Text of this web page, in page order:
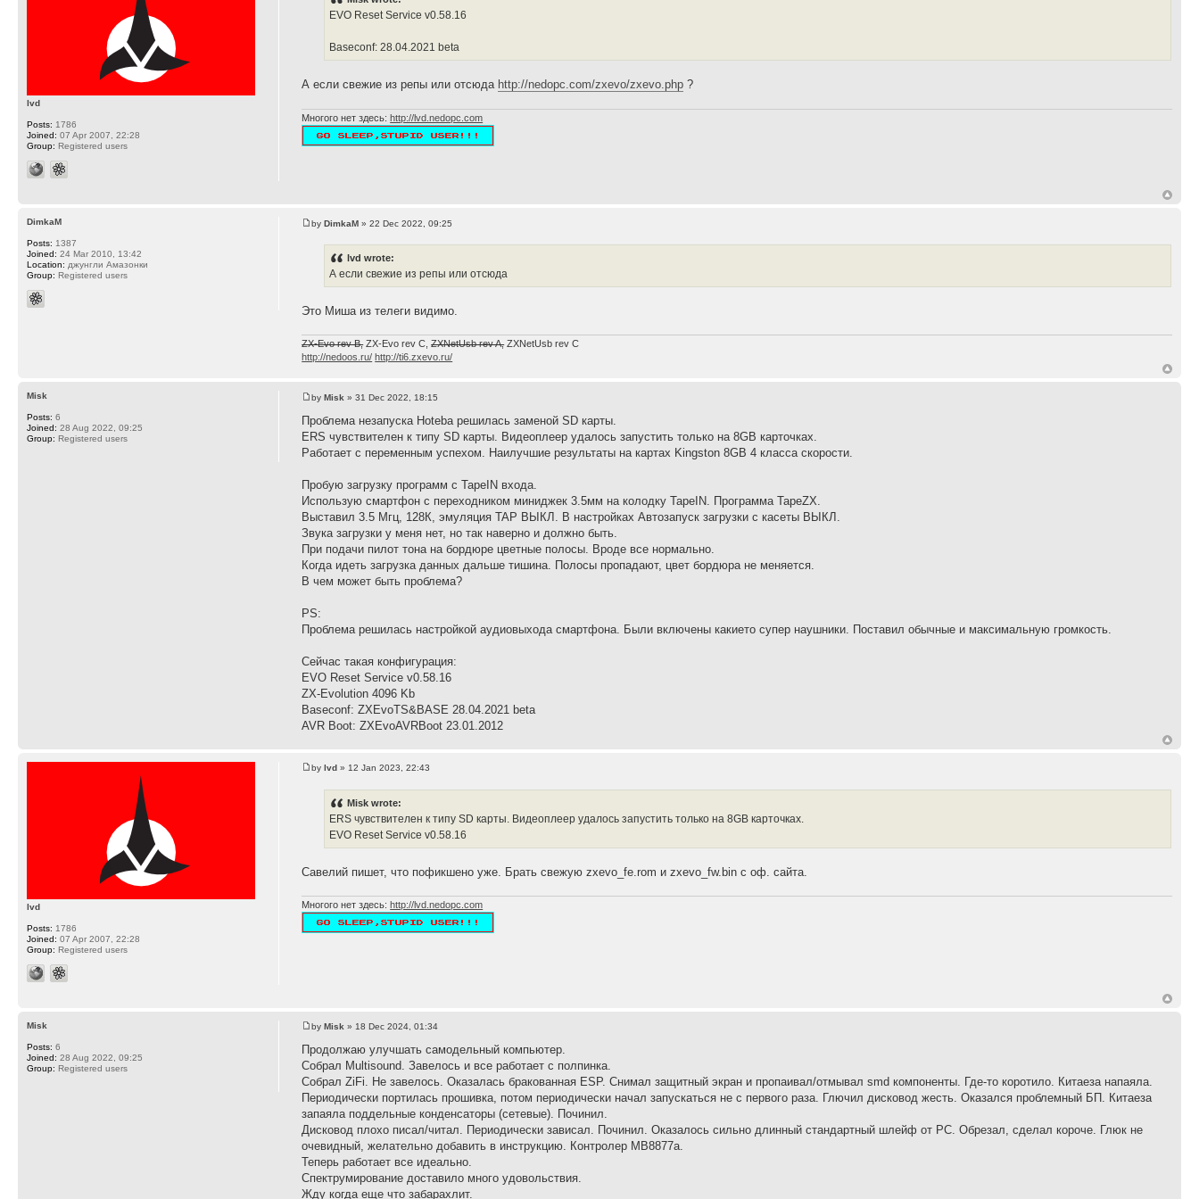
EVO Reset Service v0.58.16
Baseconf: 28.04.2021 beta
А если свежие из репы или отсюда http://nedopc.com/zxevo/zxevo.php ?
Многого нет здесь:http://lvd.nedopc.com
lvd
Posts: 1786
Joined: 07 Apr 2007, 22:28
Group: Registered users
byDimkaM » 22 Dec 2022, 09:25
lvd wrote:
А если свежие из репы или отсюда
Это Миша из телеги видимо.
ZX-Evo rev B,ZX-Evo rev C,ZXNetUsb rev A,ZXNetUsb rev С
http://nedoos.ru/ http://ti6.zxevo.ru/
DimkaM
Posts: 1387
Joined: 24 Mar 2010, 13:42
Location: джунгли Амазонки
Group: Registered users
byMisk » 31 Dec 2022, 18:15
Проблема незапуска Hoteba решилась заменой SD карты.
ERS чувствителен к типу SD карты. Видеоплеер удалось запустить только на 8GB карточках.
Работает с переменным успехом. Наилучшие результаты на картах Kingston 8GB 4 класса скорости.
Пробую загрузку программ с TapeIN входа.
Использую смартфон с переходником миниджек 3.5мм на колодку TapeIN. Программа TapeZX.
Выставил 3.5 Мгц, 128К, эмуляция TAP ВЫКЛ. В настройках Автозапуск загрузки с касеты ВЫКЛ.
Звука загрузки у меня нет, но так наверно и должно быть.
При подачи пилот тона на бордюре цветные полосы. Вроде все нормально.
Когда идеть загрузка данных дальше тишина. Полосы пропадают, цвет бордюра не меняется.
В чем может быть проблема?
PS:
Проблема решилась настройкой аудиовыхода смартфона. Были включены какието супер наушники. Поставил обычные и максимальную громкость.
Сейчас такая конфигурация:
EVO Reset Service v0.58.16
ZX-Evolution 4096 Kb
Baseconf: ZXEvoTS&BASE 28.04.2021 beta
AVR Boot: ZXEvoAVRBoot 23.01.2012
Misk
Posts: 6
Joined: 28 Aug 2022, 09:25
Group: Registered users
by lvd » 12 Jan 2023, 22:43
Misk wrote:
ERS чувствителен к типу SD карты. Видеоплеер удалось запустить только на 8GB карточках.
EVO Reset Service v0.58.16
Савелий пишет, что пофикшено уже. Брать свежую zxevo_fe.rom и zxevo_fw.bin с оф. сайта.
Многого нет здесь: http://lvd.nedopc.com
lvd
Posts: 1786
Joined: 07 Apr 2007, 22:28
Group: Registered users
by Misk » 18 Dec 2024, 01:34
Продолжаю улучшать самодельный компьютер.
Собрал Multisound. Завелось и все работает с полпинка.
Собрал ZiFi. Не завелось. Оказалась бракованная ESP. Снимал защитный экран и пропаивал/отмывал smd компоненты. Где-то коротило. Китаеза напаяла.
Периодически портилась прошивка, потом периодически начал запускаться не с первого раза. Глючил дисковод жесть. Оказался проблемный БП. Китаеза
запаяла поддельные конденсаторы (сетевые). Починил.
Дисковод плохо писал/читал. Периодически зависал. Починил. Оказалось сильно длинный стандартный шлейф от PC. Обрезал, сделал короче. Глюк не
очевидный, желательно добавить в инструкцию. Контролер MB8877a.
Теперь работает все идеально.
Спектрумирование доставило много удовольствия.
Жду когда еще что забарахлит.
Misk
Posts: 6
Joined: 28 Aug 2022, 09:25
Group: Registered users